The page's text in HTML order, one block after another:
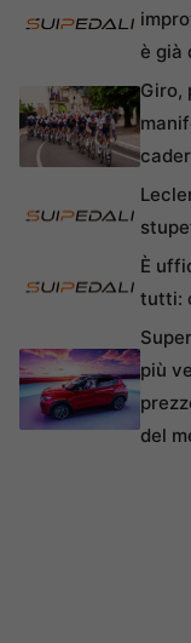
è già
Giro,
È
tutti:
più
del